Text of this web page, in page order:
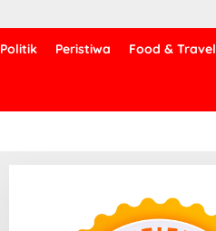
Politik Peristiwa Food & Travel